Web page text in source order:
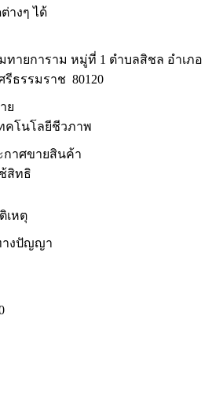
างๆ ได้
ทายการาม หมู่ที่ 1 ตำบลสิชล อำเภอ
ธรรมราช 80120
ย
คโนโลยีชีวภาพ
กาศขายสินค้า
สิทธิ
เหตุ
างปัญญา